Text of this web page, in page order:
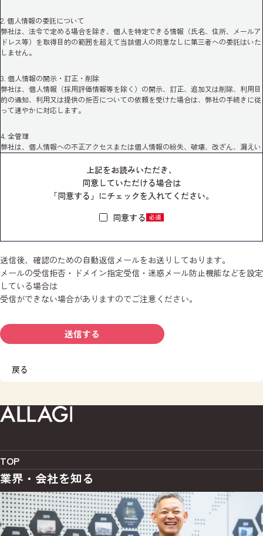
2. 個人情報の委託について
弊社は、法令で定める場合を除き、個人を特定できる情報（氏名、住所、メールア
ドレス等）を取得目的の範囲を超えて当該個人の同意なしに第三者への委託はいた
しません。
3. 個人情報の開示・訂正・削除
弊社は、個人情報（採用評価情報等を除く）の開示、訂正、追加又は削除、利用目
的の通知、利用又は提供の拒否についての依頼を受けた場合は、弊社の手続きに従
って速やかに対応します。
4. 全管理
弊社は、個人情報への不正アクセスまたは個人情報の紛失、破壊、改ざん、漏えい
5. 個人情報提供の任意性
用選考に必要な情報が提供されない場合、採用の選考を辞退されたものとみなす場
上記をお読みいただき、
同意していただける場合は
「同意する」にチェックを入れてください。
同意する 必須
送信後、確認のための自動返信メールをお送りしております。
メールの受信拒否・ドメイン指定受信・迷惑メール防止機能などを設定
している場合は
受信ができない場合がありますのでご注意ください。
戻る
TOP
業界・会社を知る